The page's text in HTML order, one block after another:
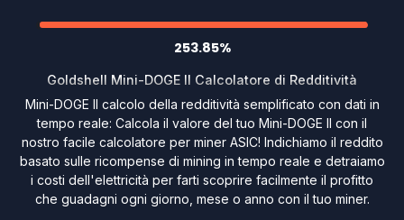
253.85%
Goldshell Mini-DOGE II Calcolatore di Redditività
Mini-DOGE II calcolo della redditività semplificato con dati in
tempo reale: Calcola il valore del tuo Mini-DOGE II con il
nostro facile calcolatore per miner ASIC! Indichiamo il reddito
basato sulle ricompense di mining in tempo reale e detraiamo
i costi dell'elettricità per farti scoprire facilmente il profitto
che guadagni ogni giorno, mese o anno con il tuo miner.